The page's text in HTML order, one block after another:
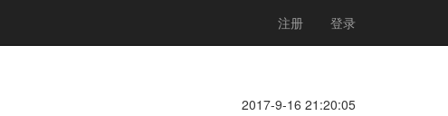
注册 登录
2017-9-16 21:20:05